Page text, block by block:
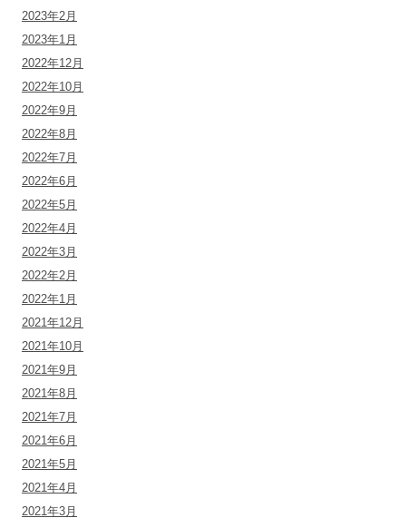
2023年2月
2023年1月
2022年12月
2022年10月
2022年9月
2022年8月
2022年7月
2022年6月
2022年5月
2022年4月
2022年3月
2022年2月
2022年1月
2021年12月
2021年10月
2021年9月
2021年8月
2021年7月
2021年6月
2021年5月
2021年4月
2021年3月